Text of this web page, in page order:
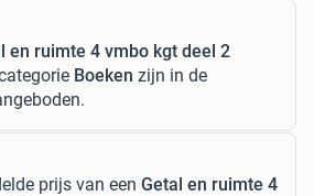
en ruimte 4 vmbo kgt deel 2
Boeken zijn in de
prijs van een Getal en ruimte 4